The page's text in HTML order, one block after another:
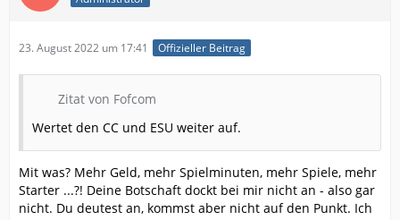
23. August 2022 um 17:41 Offizieller Beitrag
Zitat von Fofcom
Wertet den CC und ESU weiter auf.
Mit was? Mehr Geld, mehr Spielminuten, mehr Spiele, mehr
Starter ...?! Deine Botschaft dockt bei mir nicht an - also gar
nicht. Du deutest an, kommst aber nicht auf den Punkt. Ich